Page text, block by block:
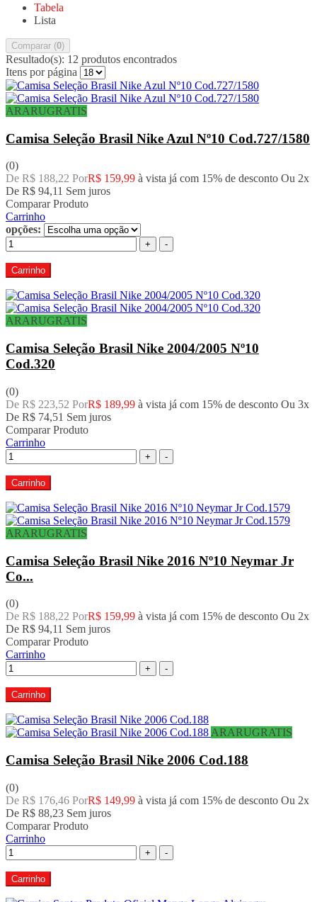
Tabela
Lista
Comparar (0)
Resultado(s): 12 produtos encontrados
Itens por página
ARARUGRATIS
Camisa Seleção Brasil Nike Azul Nº10 Cod.727/1580
(0)
De R$ 188,22 PorR$ 159,99 à vista já com 15% de desconto Ou 2x
De R$ 94,11 Sem juros
Comparar Produto
Carrinho
opções:
+ -
Carrinho
ARARUGRATIS
Camisa Seleção Brasil Nike 2004/2005 Nº10
Cod.320
(0)
De R$ 223,52 PorR$ 189,99 à vista já com 15% de desconto Ou 3x
De R$ 74,51 Sem juros
Comparar Produto
Carrinho
+ -
Carrinho
ARARUGRATIS
Camisa Seleção Brasil Nike 2016 Nº10 Neymar Jr
Co...
(0)
De R$ 188,22 PorR$ 159,99 à vista já com 15% de desconto Ou 2x
De R$ 94,11 Sem juros
Comparar Produto
Carrinho
+ -
Carrinho
ARARUGRATIS
Camisa Seleção Brasil Nike 2006 Cod.188
(0)
De R$ 176,46 PorR$ 149,99 à vista já com 15% de desconto Ou 2x
De R$ 88,23 Sem juros
Comparar Produto
Carrinho
+ -
Carrinho